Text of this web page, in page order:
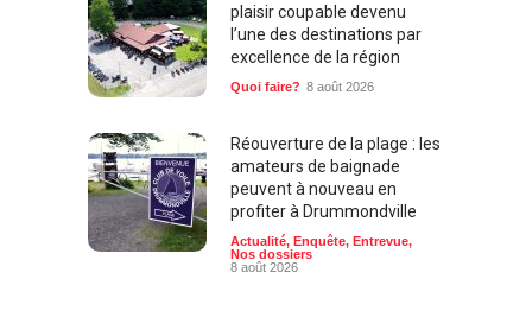
plaisir coupable devenu
l’une des destinations par
excellence de la région
Quoi faire? 8 août 2026
Réouverture de la plage : les
amateurs de baignade
peuvent à nouveau en
profiter à Drummondville
Actualité, Enquête, Entrevue,
Nos dossiers
8 août 2026